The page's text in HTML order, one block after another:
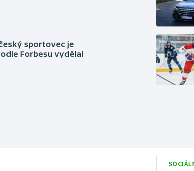
sportovec je
Forbesu vydělal